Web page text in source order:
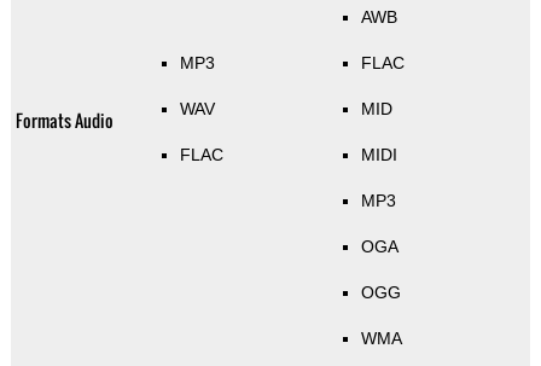
Formats Audio
MP3
WAV
FLAC
AWB
FLAC
MID
MIDI
MP3
OGA
OGG
WMA